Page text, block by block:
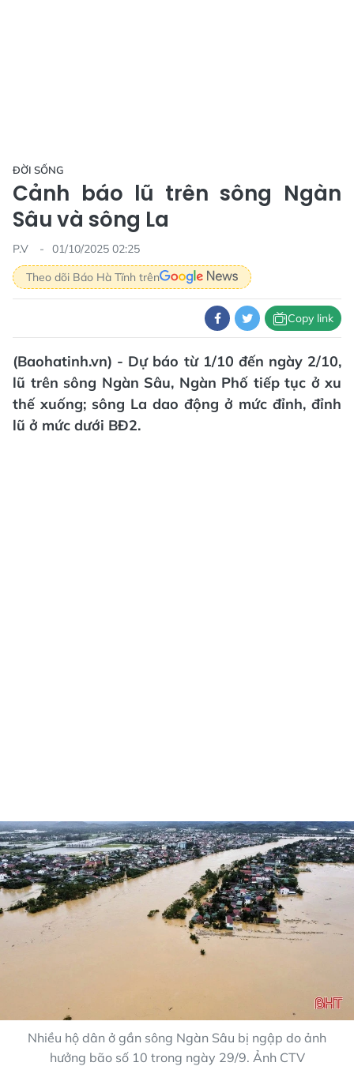
ĐỜI SỐNG
Cảnh báo lũ trên sông Ngàn
Sâu và sông La
P.V
01/10/2025 02:25
Theo dõi Báo Hà Tĩnh trên
Copy link
(Baohatinh.vn) - Dự báo từ 1/10 đến ngày 2/10,
lũ trên sông Ngàn Sâu, Ngàn Phố tiếp tục ở xu
thế xuống; sông La dao động ở mức đỉnh, đỉnh
lũ ở mức dưới BĐ2.
Nhiều hộ dân ở gần sông Ngàn Sâu bị ngập do ảnh
hưởng bão số 10 trong ngày 29/9. Ảnh CTV